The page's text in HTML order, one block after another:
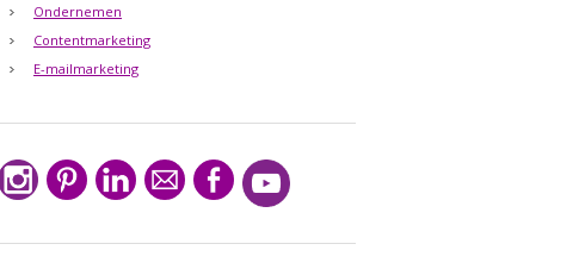
Ondernemen
Contentmarketing
E-mailmarketing